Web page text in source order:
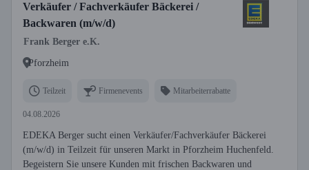
Verkäufer / Fachverkäufer Bäckerei /
Backwaren (m/w/d)
Frank Berger e.K.
Pforzheim
Teilzeit Firmenevents Mitarbeiterrabatte
04.08.2026
EDEKA Berger sucht einen Verkäufer/Fachverkäufer Bäckerei
(m/w/d) in Teilzeit für unseren Markt in Pforzheim Huchenfeld.
Begeistern Sie unsere Kunden mit frischen Backwaren und